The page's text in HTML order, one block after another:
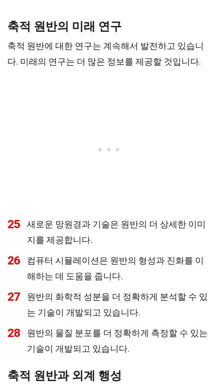
축적 원반의 미래 연구
축적 원반에 대한 연구는 계속해서 발전하고 있습니
다. 미래의 연구는 더 많은 정보를 제공할 것입니다.
25
새로운 망원경과 기술은 원반의 더 상세한 이미
지를 제공합니다.
26
컴퓨터 시뮬레이션은 원반의 형성과 진화를 이
해하는 데 도움을 줍니다.
27
원반의 화학적 성분을 더 정확하게 분석할 수 있
는 기술이 개발되고 있습니다.
28
원반의 물질 분포를 더 정확하게 측정할 수 있는
기술이 개발되고 있습니다.
축적 원반과 외계 행성